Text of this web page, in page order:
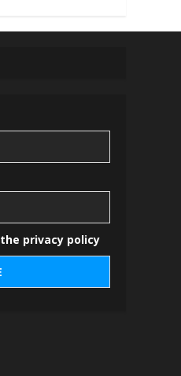
privacy policy